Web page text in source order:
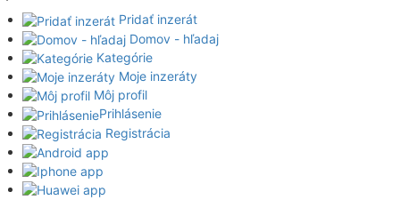
Pridať inzerát
Domov - hľadaj
Kategórie
Moje inzeráty
Môj profil
Prihlásenie
Registrácia